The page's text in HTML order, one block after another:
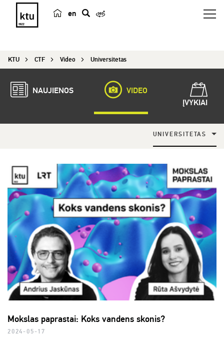
en
KTU CTF Video Universitetas
NAUJIENOS
VIDEO
ĮVYKIAI
UNIVERSITETAS
Mokslas paprastai: Koks vandens skonis?
2024-05-17